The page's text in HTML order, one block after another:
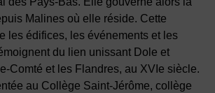
Malines où elle réside. Cette
les édifices, les événements et les
du lien unissant Dole et
Comté et les Flandres, au XVIe siècle.
au Collège Saint-Jérôme, collège